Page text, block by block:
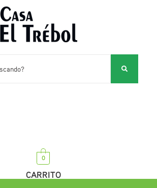
0
CARRITO